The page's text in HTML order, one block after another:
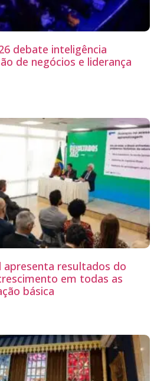
debate inteligência
de negócios e liderança
apresenta resultados do
em todas as
básica